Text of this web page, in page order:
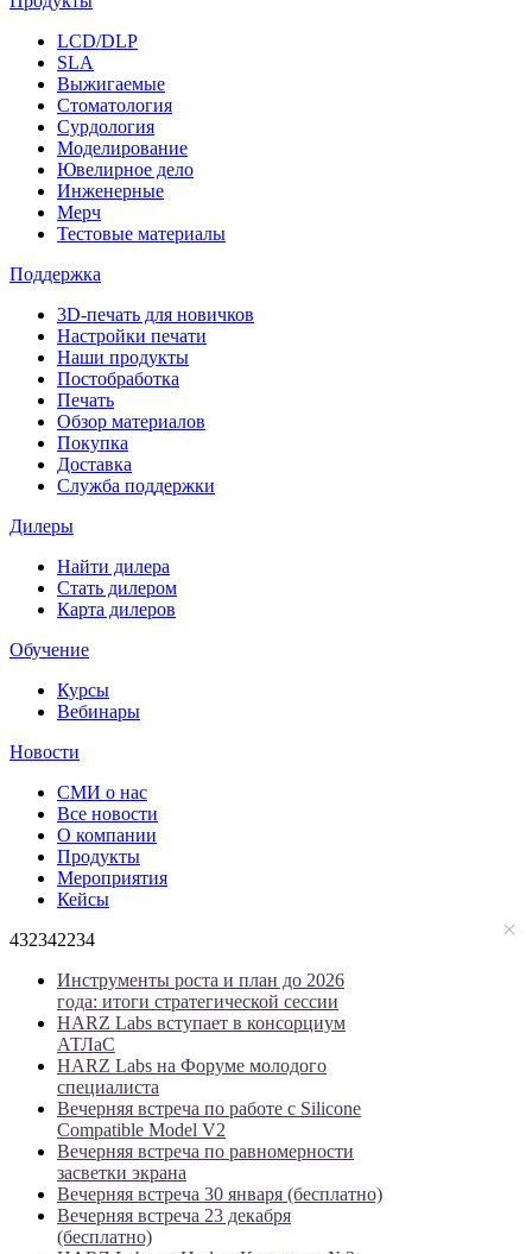
LCD/DLP
SLA
Выжигаемые
Стоматология
Сурдология
Моделирование
Ювелирное дело
Инженерные
Мерч
Тестовые материалы
Поддержка
3D-печать для новичков
Настройки печати
Наши продукты
Постобработка
Печать
Обзор материалов
Покупка
Доставка
Служба поддержки
Дилеры
Найти дилера
Cтать дилером
Карта дилеров
Обучение
Курсы
Вебинары
Новости
СМИ о нас
Все новости
О компании
Продукты
Мероприятия
Кейсы
432342234
Инструменты роста и план до 2026
года: итоги стратегической сессии
HARZ Labs вступает в консорциум
АТЛаС
HARZ Labs на Форуме молодого
специалиста
Вечерняя встреча по работе с Silicone
Compatible Model V2
Вечерняя встреча по равномерности
засветки экрана
Вечерняя встреча 30 января (бесплатно)
Вечерняя встреча 23 декабря
(бесплатно)